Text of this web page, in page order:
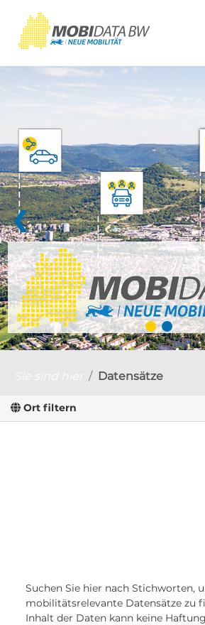
❮
Datensätze
Ort filtern
Suchen Sie hier nach Stichworten,
mobilitätsrelevante Datensätze zu
Inhalt der Daten kann keine